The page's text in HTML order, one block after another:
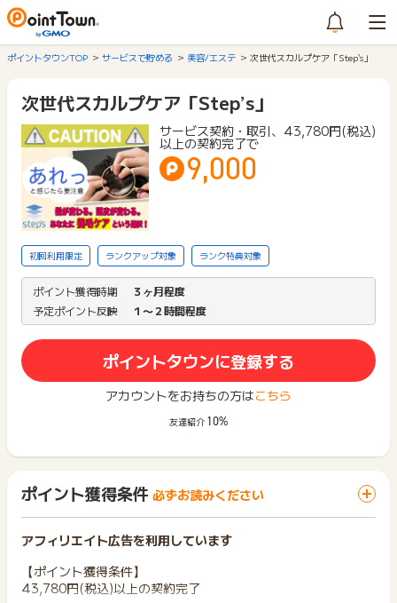
ポイントタウンTOP サービスで貯める 美容/エステ 次世代スカルプケア「Step’s」
次世代スカルプケア「Step’s」
サービス契約・取引、43,780円(税込)
以上の契約完了で
9,000
初回利用限定 ランクアップ対象 ランク特典対象
ポイント獲得時期
３ヶ月程度
予定ポイント反映
１〜２時間程度
ポイントタウンに登録する
アカウントをお持ちの方はこちら
友達紹介 10%
ポイント獲得条件 必ずお読みください
アフィリエイト広告を利用しています
【ポイント獲得条件】
43,780円(税込)以上の契約完了